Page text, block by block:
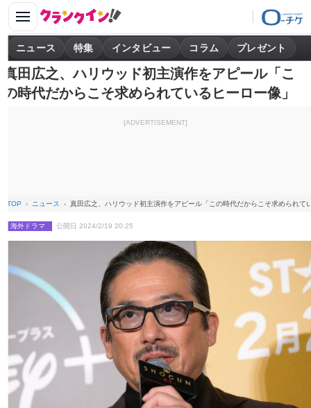
ニュース 特集 インタビュー コラム プレゼント
真田広之、ハリウッド初主演作をアピール「こ
の時代だからこそ求められているヒーロー像」
[ADVERTISEMENT]
TOP ニュース 真田広之、ハリウッド初主演作をアピール「この時代だからこそ求められて
海外ドラマ 公開日 2024/2/19 20:25